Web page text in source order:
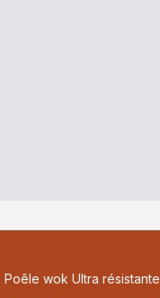
wok Ultra résistante